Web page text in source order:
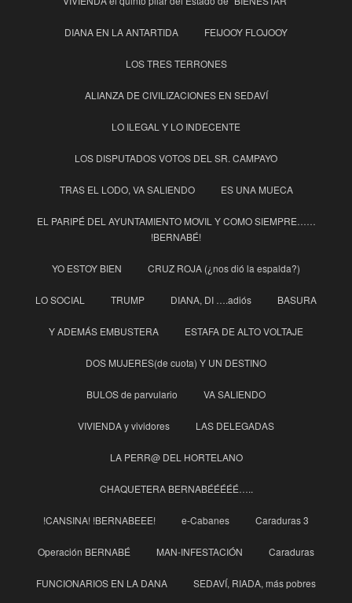
DIANA EN LA ANTARTIDA FEIJOOY FLOJOOY
LOS TRES TERRONES
ALIANZA DE CIVILIZACIONES EN SEDAVÍ
LO ILEGAL Y LO INDECENTE
LOS DISPUTADOS VOTOS DEL SR. CAMPAYO
TRAS EL LODO, VA SALIENDO ES UNA MUECA
EL PARIPÉ DEL AYUNTAMIENTO MOVIL Y COMO SIEMPRE……
!BERNABÉ!
YO ESTOY BIEN CRUZ ROJA (¿nos dió la espalda?)
LO SOCIAL TRUMP DIANA, DI ….adiós BASURA
Y ADEMÁS EMBUSTERA ESTAFA DE ALTO VOLTAJE
DOS MUJERES(de cuota) Y UN DESTINO
BULOS de parvulario VA SALIENDO
VIVIENDA y vividores LAS DELEGADAS
LA PERR@ DEL HORTELANO
CHAQUETERA BERNABÉÉÉÉÉ…..
!CANSINA! !BERNABEEE! e-Cabanes Caraduras 3
Operación BERNABÉ MAN-INFESTACIÓN Caraduras
FUNCIONARIOS EN LA DANA SEDAVÍ, RIADA, más pobres